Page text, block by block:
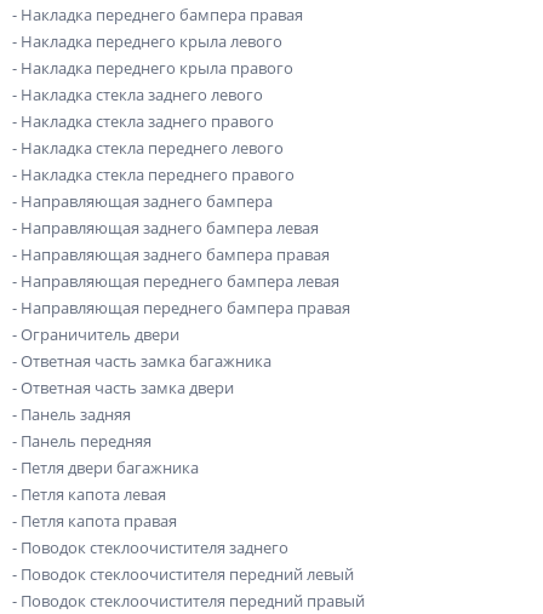
- Накладка переднего бампера правая
- Накладка переднего крыла левого
- Накладка переднего крыла правого
- Накладка стекла заднего левого
- Накладка стекла заднего правого
- Накладка стекла переднего левого
- Накладка стекла переднего правого
- Направляющая заднего бампера
- Направляющая заднего бампера левая
- Направляющая заднего бампера правая
- Направляющая переднего бампера левая
- Направляющая переднего бампера правая
- Ограничитель двери
- Ответная часть замка багажника
- Ответная часть замка двери
- Панель задняя
- Панель передняя
- Петля двери багажника
- Петля капота левая
- Петля капота правая
- Поводок стеклоочистителя заднего
- Поводок стеклоочистителя передний левый
- Поводок стеклоочистителя передний правый